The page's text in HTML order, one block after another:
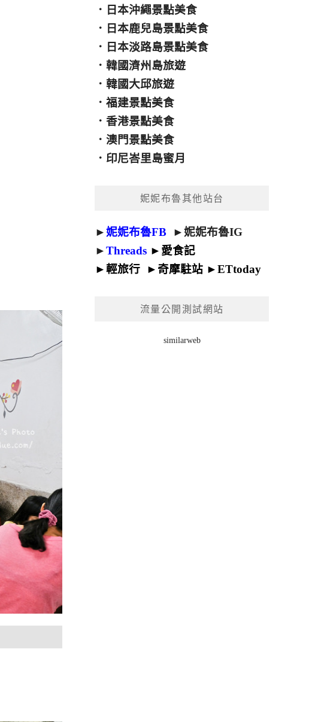
． 日本沖繩景點美食
． 日本鹿兒島景點美食
． 日本淡路島景點美食
．韓國濟州島旅遊
．韓國大邱旅遊
．福建景點美食
．香港景點美食
．澳門景點美食
． 印尼峇里島蜜月
妮妮布魯其他站台
►妮妮布魯FB ►妮妮布魯IG
►Threads ► 愛食記
►輕旅行 ► 奇摩駐站 ►ETtoday
流量公開測試網站
similarweb